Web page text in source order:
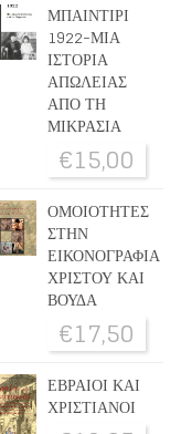
ΜΠΑΙΝΤΙΡΙ
1922-ΜΙΑ
ΙΣΤΟΡΙΑ
ΑΠΩΛΕΙΑΣ
ΑΠΟ ΤΗ
ΜΙΚΡΑΣΙΑ
€15,00
ΟΜΟΙΟΤΗΤΕΣ
ΣΤΗΝ
ΕΙΚΟΝΟΓΡΑΦΙΑ
ΧΡΙΣΤΟΥ ΚΑΙ
ΒΟΥΔΑ
€17,50
ΕΒΡΑΙΟΙ ΚΑΙ
ΧΡΙΣΤΙΑΝΟΙ